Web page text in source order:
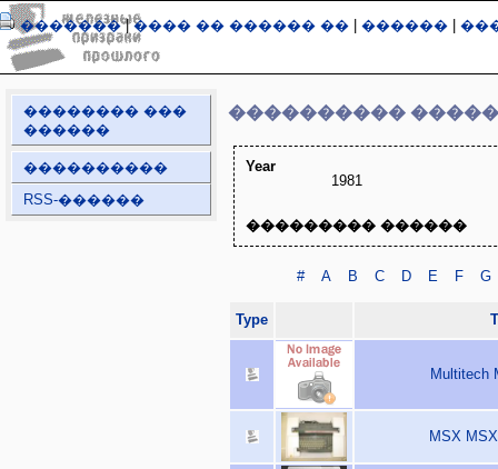
�������|���� �� ������ �� ������
�������� ���
������
����������
RSS-������
����������
Year
1981
��������� ������
# A B C D E F G
Type
Multitech
MSX